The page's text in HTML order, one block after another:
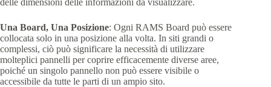
delle dimensioni delle informazioni da visualizzare.
Una Board, Una Posizione: Ogni RAMS Board può essere
collocata solo in una posizione alla volta. In siti grandi o
complessi, ciò può significare la necessità di utilizzare
molteplici pannelli per coprire efficacemente diverse aree,
poiché un singolo pannello non può essere visibile o
accessibile da tutte le parti di un ampio sito.